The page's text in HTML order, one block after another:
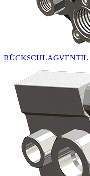
RÜCKSCHLAGVENTIL